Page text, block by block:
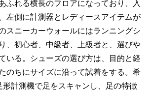
ふれる横長のフロアになっており、入
左側に計測器とレディースアイテムが
スニーカーウォールにはランニングシ
、初心者、中級者、上級者と、選びや
いる。シューズの選び方は、目的と経
のちにサイズに沿って試着をする。希
形計測機で足をスキャンし、足の特徴